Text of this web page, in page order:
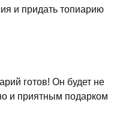
и придать топиарию
готов! Он будет не
и приятным подарком